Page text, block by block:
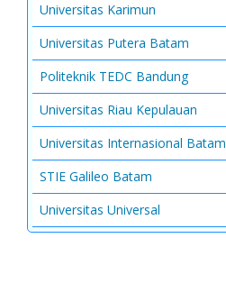
Universitas Karimun
Universitas Putera Batam
Politeknik TEDC Bandung
Universitas Riau Kepulauan
Universitas Internasional Batam
STIE Galileo Batam
Universitas Universal